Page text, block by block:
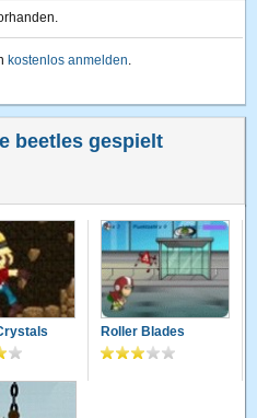
kostenlos anmelden.
beetles gespielt
Roller Blades